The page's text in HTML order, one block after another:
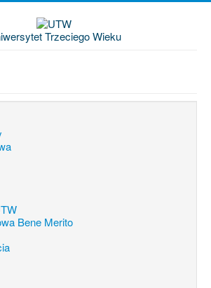
Trzeciego Wieku
Bene Merito